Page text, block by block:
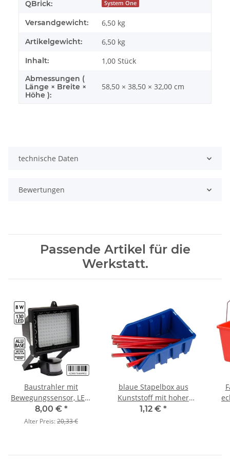
QBrick: System One
Versandgewicht: 6,50 kg
Artikelgewicht: 6,50 kg
Inhalt: 1,00 Stück
Abmessungen (
Länge × Breite ×
Höhe ):
58,50 × 38,50 × 32,00 cm
technische Daten
Bewertungen
Passende Artikel für die
Werkstatt.
Baustrahler mit
Bewegungssensor, LED,
8 Watt, kaltweiß, A+
8,00 € *
Alter Preis:20,33 €
blaue Stapelbox aus
Kunststoff mit hoher
Traglast Wandlasche
1,12 € *